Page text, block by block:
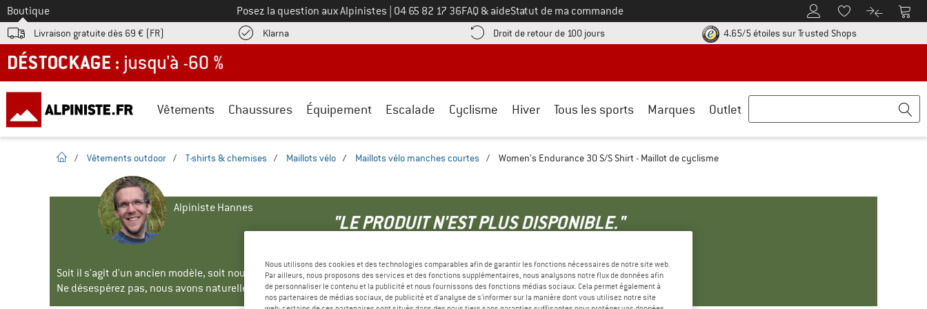
Vers le
Boutique Posez la question aux Alpinistes Appelez-nous au
04 65 82 17 36FAQ & aideStatut de ma commande Vers le compte client
Vers la liste
Vers le
Livraison gratuite dès 69 € (FR) KlarnaTrouve les informations de paiement ici ! Ouvre une boîte d'information
Droit de retour de 100 joursTrouve les informations de paiement ici ! Ouvre une boîte d'information
4.65/5 étoilessur Trusted ShopsTrouve toutes
DÉSTOCKAGE : jusqu'à -60 %
Vêtements Chaussures Équipement Escalade Cyclisme Hiver Tous les sports Marques Outlet
Page d'accueil
/ Vêtements outdoor / T-shirts & chemises / Maillots vélo / Maillots vélo manches courtes / Women's Endurance 30 S/S Shirt - Maillot de cyclisme
Alpiniste Hannes
"LE PRODUIT N'EST PLUS DISPONIBLE."
Soit il s'agit d'un ancien modèle, soit nous ne pouvons plus ou ne commanderons plus le produit auprès du fabricant.
Ne désespérez pas, nous avons naturellement des solutions de rechange à vous proposer :
Nous utilisons des cookies et des technologies comparables afin de garantir les fonctions nécessaires de notre site web.
Par ailleurs, nous proposons des services et des fonctions supplémentaires, nous analysons notre flux de données afin
de personnaliser le contenu et la publicité et nous fournissons des fonctions médias sociaux. Cela permet également à
nos partenaires de médias sociaux, de publicité et d'analyse de s'informer sur la manière dont vous utilisez notre site